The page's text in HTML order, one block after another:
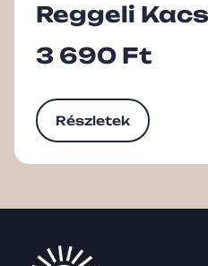
Reggeli
3 690 Ft
Részletek